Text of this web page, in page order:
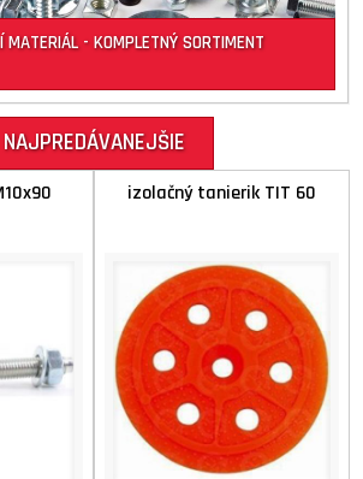
MATERIÁL - KOMPLETNÝ SORTIMENT
izolačný tanierik TIT 60